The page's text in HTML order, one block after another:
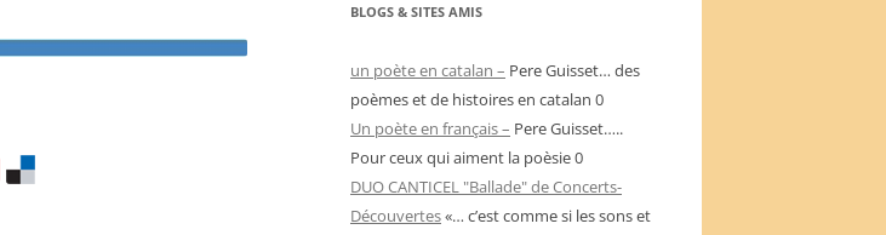
BLOGS & SITES AMIS
un poète en catalan – Pere Guisset… des
poèmes et de histoires en catalan 0
Un poète en français – Pere Guisset…..
Pour ceux qui aiment la poèsie 0
DUO CANTICEL "Ballade" de Concerts-
Découvertes«… c’est comme si les sons et